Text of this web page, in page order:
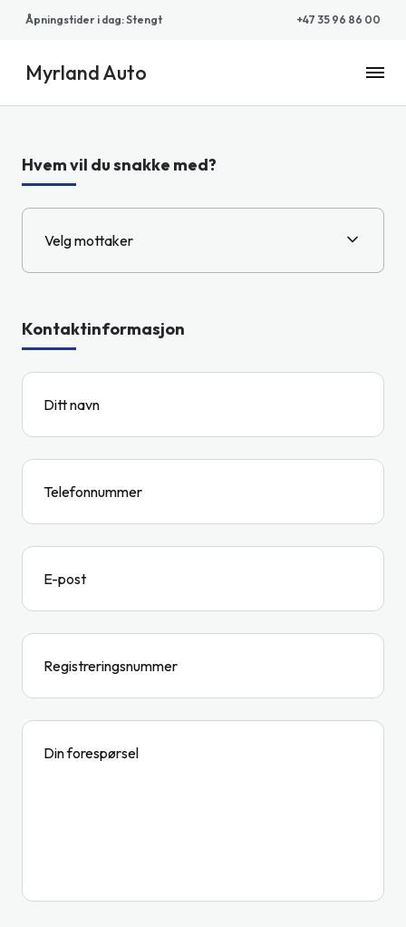
Åpningstider i dag:Stengt +47 35 96 86 00
Myrland
Myrland Auto
Hvem vil du snakke med?
Velg mottaker
Kontaktinformasjon
Ditt navn
Telefonnummer
E-post
Registreringsnummer
Din forespørsel